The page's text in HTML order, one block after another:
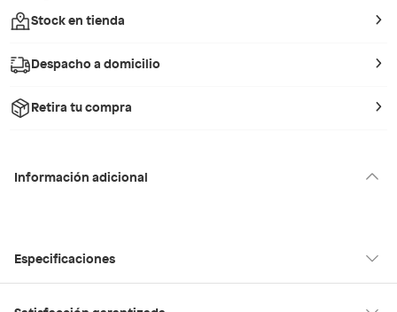
Stock en tienda
Despacho a domicilio
Retira tu compra
Información adicional
Especificaciones